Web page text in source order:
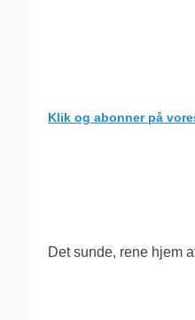
Klik og abonner på
Det sunde, rene hjem